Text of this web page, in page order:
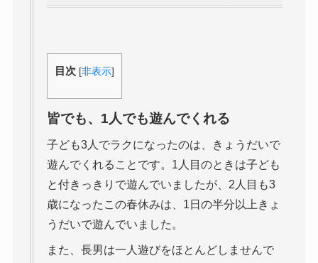
目次 [非表示]
皆でも、1人でも遊んでくれる
子ども3人でラクになったのは、きょうだいで
遊んでくれることです。1人目のときは子ども
と付きっきりで遊んでいましたが、2人目も3
歳になったこの春休みは、1日の半分以上きょ
うだいで遊んでいました。
また、長男は一人遊びをほとんどしませんで